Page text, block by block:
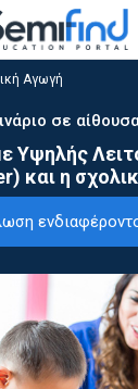
Αγωγή
σε
Υψηλής
και η